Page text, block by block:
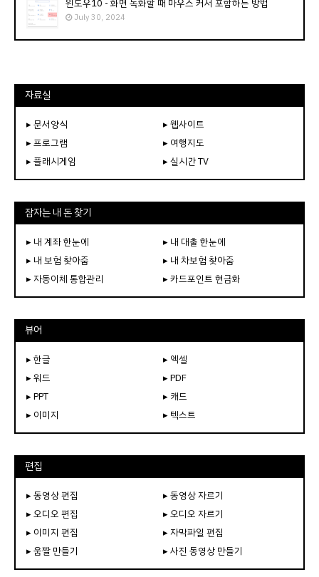
윈도우10 - 화면 녹화할 때 마우스 커서 포함하는 방법
July 30, 2024
자료실
▸ 문서양식
▸ 웹사이트
▸ 프로그램
▸ 여행지도
▸ 플래시게임
▸ 실시간 TV
잠자는 내 돈 찾기
▸ 내 계좌 한눈에
▸ 내 대출 한눈에
▸ 내 보험 찾아줌
▸ 내 차보험 찾아줌
▸ 자동이체 통합관리
▸ 카드포인트 현금화
뷰어
▸ 한글
▸ 엑셀
▸ 워드
▸ PDF
▸ PPT
▸ 캐드
▸ 이미지
▸ 텍스트
편집
▸ 동영상 편집
▸ 동영상 자르기
▸ 오디오 편집
▸ 오디오 자르기
▸ 이미지 편집
▸ 자막파일 편집
▸ 움짤 만들기
▸ 사진 동영상 만들기